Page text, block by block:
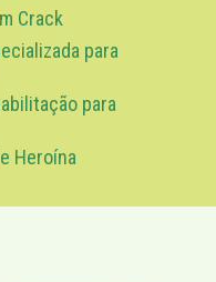
Crack
para
para
Heroína